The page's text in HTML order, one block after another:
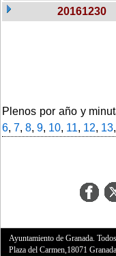
20161230
Plenos por año y
6, 7, 8, 9, 10, 11, 12, 13,
Ayuntamiento de Granada.
Plaza del Carmen,18071 Granada